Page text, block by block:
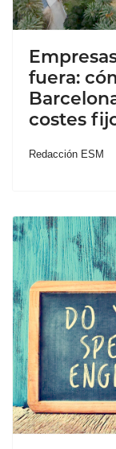
fuera:
costes
Redacción ESM